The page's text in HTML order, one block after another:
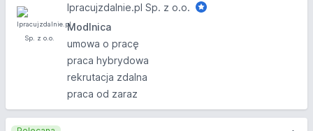
Ipracujzdalnie.pl Sp. z o.o.
Modlnica
umowa o pracę
praca hybrydowa
rekrutacja zdalna
praca od zaraz